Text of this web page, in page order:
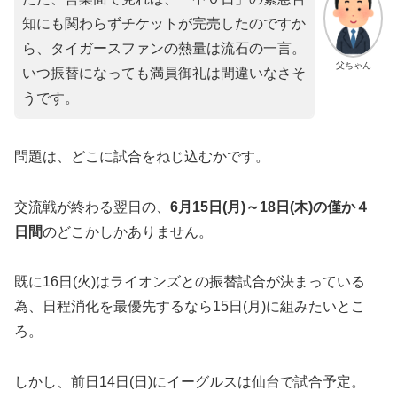
父ちゃん
知にも関わらずチケットが完売したのですか
ら、タイガースファンの熱量は流石の一言。
いつ振替になっても満員御礼は間違いなさそ
うです。
​問題は、どこに試合をねじ込むかです。
交流戦が終わる翌日の、 6月15日(月)～18日(木)の僅か４
日間のどこかしかありません。
​既に16日(火)はライオンズとの振替試合が決まっている
為、日程消化を最優先するなら15日(月)に組みたいとこ
ろ。
しかし、前日14日(日)にイーグルスは仙台で試合予定。